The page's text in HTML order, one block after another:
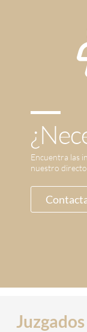
Encuentra las
nuestro
Juzgados